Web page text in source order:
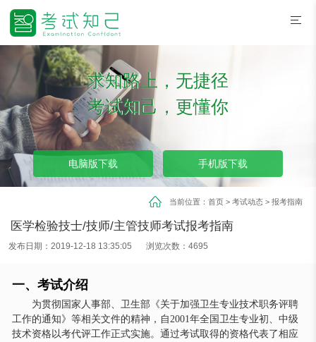
求知路上，无捷径
考试知己，更懂你
电脑版下载 手机版下载
当前位置： 首页> 考试动态> 报考指南
医学检验技士/技师/主管技师考试报考指南
发布日期：2019-12-18 13:35:05 浏览次数：4695
一、考试介绍
为贯彻国家人事部、卫生部《关于加强卫生专业技术职务评聘
工作的通知》等相关文件的精神，自2001年全国卫生专业初、中级
技术资格以考代评工作正式实施。通过考试取得的资格代表了相应